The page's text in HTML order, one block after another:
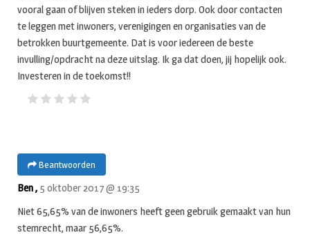
vooral gaan of blijven steken in ieders dorp. Ook door contacten
te leggen met inwoners, verenigingen en organisaties van de
betrokken buurtgemeente. Dat is voor iedereen de beste
invulling/opdracht na deze uitslag. Ik ga dat doen, jij hopelijk ook.
Investeren in de toekomst!!
Beantwoorden
Ben , 5 oktober 2017 @ 19:35
Niet 65,65% van de inwoners heeft geen gebruik gemaakt van hun
stemrecht, maar 56,65%.